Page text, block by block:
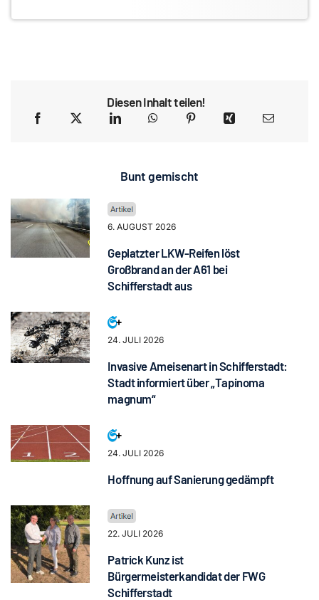
Diesen Inhalt teilen!
Bunt gemischt
6. AUGUST 2026
Geplatzter LKW-Reifen löst
Großbrand an der A61 bei
Schifferstadt aus
24. JULI 2026
Invasive Ameisenart in Schifferstadt:
Stadt informiert über „Tapinoma
magnum“
24. JULI 2026
Hoffnung auf Sanierung gedämpft
22. JULI 2026
Patrick Kunz ist
Bürgermeisterkandidat der FWG
Schifferstadt